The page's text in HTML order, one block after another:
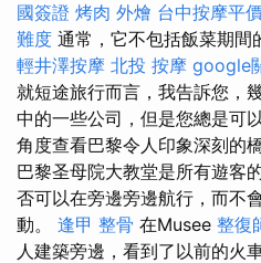
國簽證 烤肉 外燴 台中按摩平
難度 通常，它不包括飯菜期間
輕井澤按摩 北投 按摩 google
就短途旅行而言，我告訴您，
中的一些公司，但是您總是可
角度查看巴黎令人印象深刻的
巴黎圣母院大教堂是所有遊客
否可以在旁邊旁邊航行，而不
動。 逢甲 整骨 在Musee 整復
人建築旁邊，看到了以前的火